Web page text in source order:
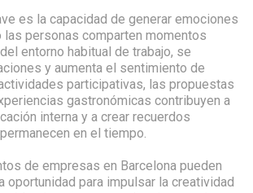
es la capacidad de generar emociones
las personas comparten momentos
entorno habitual de trabajo, se
y aumenta el sentimiento de
participativas, las propuestas
gastronómicas contribuyen a
interna y a crear recuerdos
en el tiempo.
de empresas en Barcelona pueden
oportunidad para impulsar la creatividad